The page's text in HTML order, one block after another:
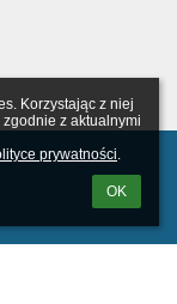
Korzystając z niej
z aktualnymi
prywatności.
OK